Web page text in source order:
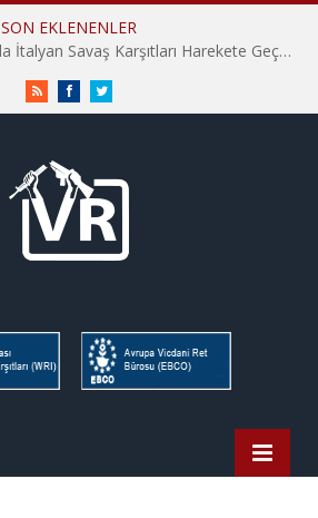
SON EKLENENLER
Hiroşima’nın 81. Yılında İtalyan Savaş Karşıtları Harekete Geçti: “Hatırlamak yeterli değil”
RSS FacebookTwitter